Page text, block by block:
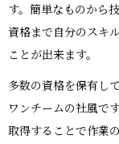
す。簡単なものから
資格まで自分のスキ
ことが出来ます。
多数の資格を保有し
ワンチームの社風で
取得することで作業